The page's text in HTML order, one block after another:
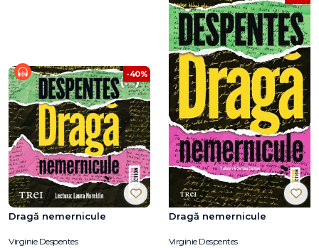
-40%
Dragă nemernicule
Virginie Despentes
Dragă nemernicule
Virginie Despentes